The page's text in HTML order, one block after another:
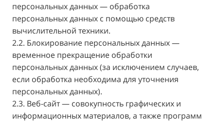
персональных данных — обработка
персональных данных с помощью средств
вычислительной техники.
2.2. Блокирование персональных данных —
временное прекращение обработки
персональных данных (за исключением случаев,
если обработка необходима для уточнения
персональных данных).
2.3. Веб-сайт — совокупность графических и
информационных материалов, а также программ